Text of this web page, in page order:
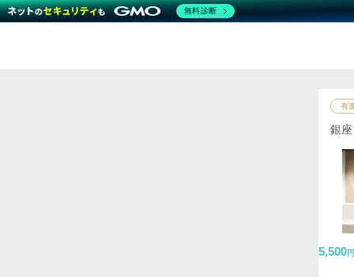
有
銀
5,500
無料診断